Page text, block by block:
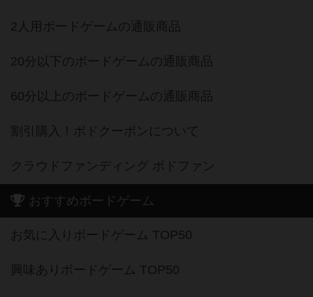
2人用ボードゲームの通販商品
20分以下のボードゲームの通販商品
60分以上のボードゲームの通販商品
割引購入！ボドクーポンについて
クラウドファンディング ボドファン
おすすめボードゲーム
お気に入りボードゲーム TOP50
興味ありボードゲーム TOP50